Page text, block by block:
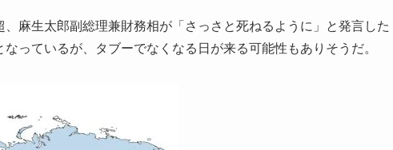
麻生太郎副総理兼財務相が「さっさと死ねるように」と発言した
っているが、タブーでなくなる日が来る可能性もありそうだ。